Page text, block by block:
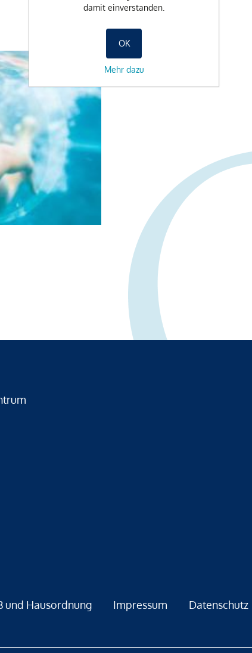
CHF 200.00
und Hausordnung Impressum Datenschutz
damit einverstanden.
OK
Mehr dazu